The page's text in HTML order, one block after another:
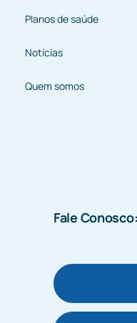
Planos de saúde
Notícias
Quem somos
Fale Conosco: